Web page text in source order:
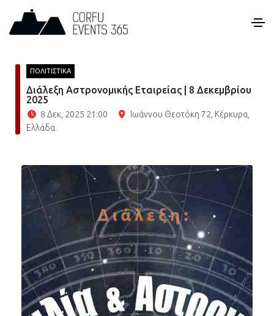
ΠΟΛΙΤΙΣΤΙΚΑ
Διάλεξη Αστρονομικής Εταιρείας | 8 Δεκεμβρίου
2025
8 Δεκ, 2025 21:00
Ιωάννου Θεοτόκη 72, Κέρκυρα,
Ελλάδα